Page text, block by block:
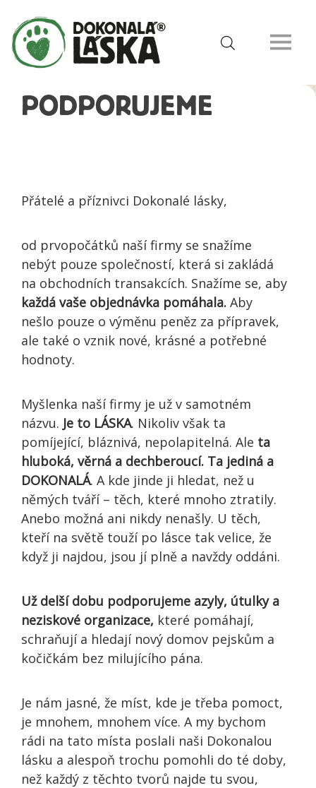
PODPORUJEME
Přátelé a příznivci Dokonalé lásky,
od prvopočátků naší firmy se snažíme
nebýt pouze společností, která si zakládá
na obchodních transakcích. Snažíme se, aby
každá vaše objednávka pomáhala. Aby
nešlo pouze o výměnu peněz za přípravek,
ale také o vznik nové, krásné a potřebné
hodnoty.
Myšlenka naší firmy je už v samotném
názvu. Je to LÁSKA. Nikoliv však ta
pomíjející, bláznivá, nepolapitelná. Ale ta
hluboká, věrná a dechberoucí. Ta jediná a
DOKONALÁ. A kde jinde ji hledat, než u
němých tváří – těch, které mnoho ztratily.
Anebo možná ani nikdy nenašly. U těch,
kteří na světě touží po lásce tak velice, že
když ji najdou, jsou jí plně a navždy oddáni.
Už delší dobu podporujeme azyly, útulky a
neziskové organizace, které pomáhají,
schraňují a hledají nový domov pejskům a
kočičkám bez milujícího pána.
Je nám jasné, že míst, kde je třeba pomoct,
je mnohem, mnohem více. A my bychom
rádi na tato místa poslali naši Dokonalou
lásku a alespoň trochu pomohli do té doby,
než každý z těchto tvorů najde tu svou,